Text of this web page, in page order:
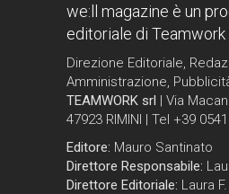
we:ll magazine è un
editoriale di Teamwork
Direzione Editoriale,
Amministrazione,
TEAMWORK srl | Via
47923 RIMINI | Tel +39
Editore: Mauro Santinato
Direttore Responsabile:
Direttore Editoriale: Laura